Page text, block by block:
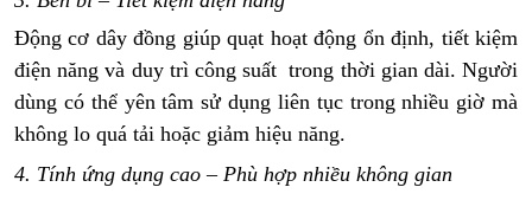
Động cơ dây đồng giúp quạt hoạt động ổn định, tiết kiệm
điện năng và duy trì công suất trong thời gian dài. Người
dùng có thể yên tâm sử dụng liên tục trong nhiều giờ mà
không lo quá tải hoặc giảm hiệu năng.
4. Tính ứng dụng cao – Phù hợp nhiều không gian